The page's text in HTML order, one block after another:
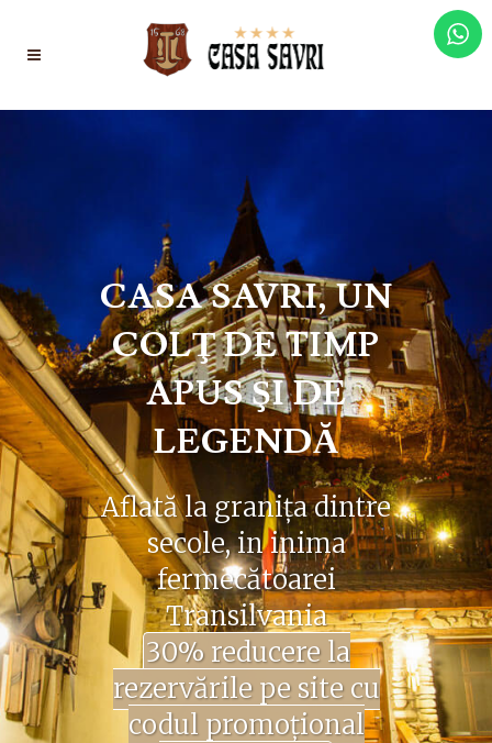
CASA SAVRI, UN
COLŢ DE TIMP
APUS ŞI DE
LEGENDĂ
Aflată la graniţa dintre
secole, in inima
fermecătoarei
Transilvania
30% reducere la
rezervările pe site cu
codul promoțional